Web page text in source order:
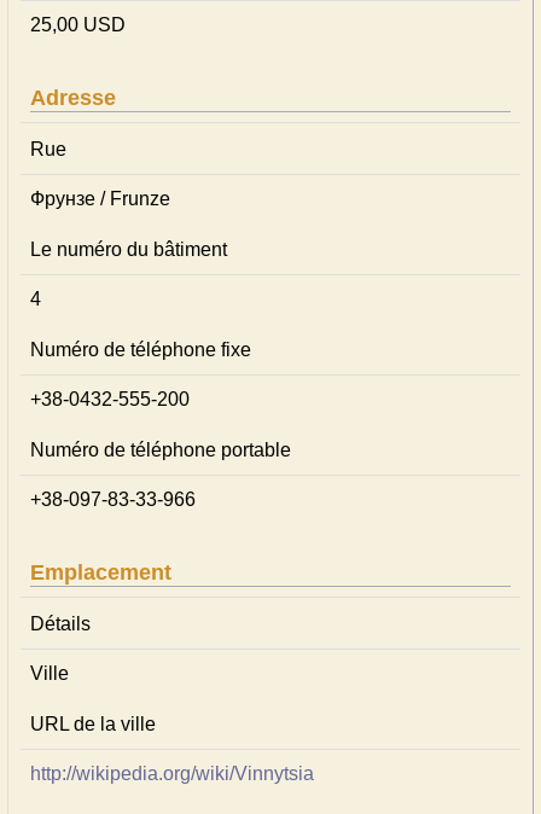
25,00 USD
Adresse
Rue
Фрунзе / Frunze
Le numéro du bâtiment
4
Numéro de téléphone fixe
+38-0432-555-200
Numéro de téléphone portable
+38-097-83-33-966
Emplacement
Détails
Ville
URL de la ville
http://wikipedia.org/wiki/Vinnytsia